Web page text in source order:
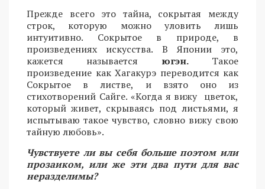
Прежде всего это тайна, сокрытая между
строк, которую можно уловить лишь
интуитивно. Сокрытое в природе, в
произведениях искусства. В Японии это,
кажется называется югэн.Такое
произведение как Хагакурэ переводится как
Сокрытое в листве, и взято оно из
стихотворений Сайге. «Когда я вижу цветок,
который живет, скрываясь под листьями, я
испытываю такое чувство, словно вижу свою
тайную любовь».
Чувствуете ли вы себя больше поэтом или
прозаиком, или же эти два пути для вас
неразделимы?